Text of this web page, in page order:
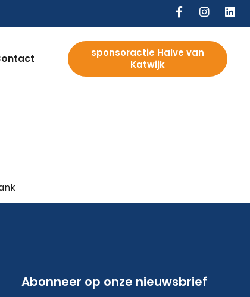
sponsoractie Halve van
Katwijk
Abonneer op onze nieuwsbrief